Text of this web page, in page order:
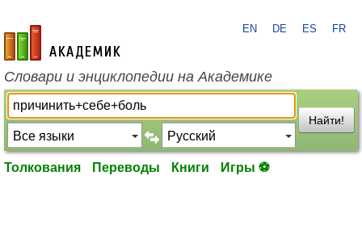
academic.ru
EN DE ES FR
Словари и энциклопедии на Академике
Найти!
Толкования Переводы Книги Игры ⚽